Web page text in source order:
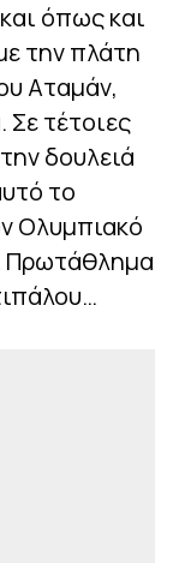
όπως και
την πλάτη
Αταμάν,
τέτοιες
δουλειά
το
Ολυμπιακό
Πρωτάθλημα